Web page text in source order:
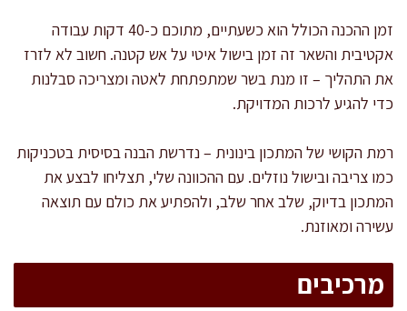
זמן ההכנה הכולל הוא כשעתיים, מתוכם כ-40 דקות עבודה
אקטיבית והשאר זה זמן בישול איטי על אש קטנה. חשוב לא לזרז
את התהליך – זו מנת בשר שמתפתחת לאטה ומצריכה סבלנות
כדי להגיע לרכות המדויקת.
רמת הקושי של המתכון בינונית – נדרשת הבנה בסיסית בטכניקות
כמו צריבה ובישול נוזלים. עם ההכוונה שלי, תצליחו לבצע את
המתכון בדיוק, שלב אחר שלב, ולהפתיע את כולם עם תוצאה
עשירה ומאוזנת.
מרכיבים